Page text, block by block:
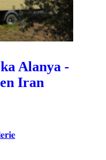
Alanya -
Iran